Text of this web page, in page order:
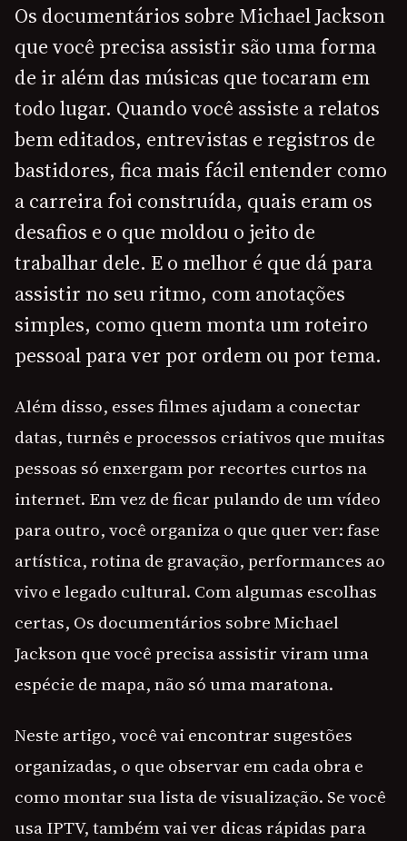
Os documentários sobre Michael Jackson
que você precisa assistir são uma forma
de ir além das músicas que tocaram em
todo lugar. Quando você assiste a relatos
bem editados, entrevistas e registros de
bastidores, fica mais fácil entender como
a carreira foi construída, quais eram os
desafios e o que moldou o jeito de
trabalhar dele. E o melhor é que dá para
assistir no seu ritmo, com anotações
simples, como quem monta um roteiro
pessoal para ver por ordem ou por tema.
Além disso, esses filmes ajudam a conectar
datas, turnês e processos criativos que muitas
pessoas só enxergam por recortes curtos na
internet. Em vez de ficar pulando de um vídeo
para outro, você organiza o que quer ver: fase
artística, rotina de gravação, performances ao
vivo e legado cultural. Com algumas escolhas
certas, Os documentários sobre Michael
Jackson que você precisa assistir viram uma
espécie de mapa, não só uma maratona.
Neste artigo, você vai encontrar sugestões
organizadas, o que observar em cada obra e
como montar sua lista de visualização. Se você
usa IPTV, também vai ver dicas rápidas para